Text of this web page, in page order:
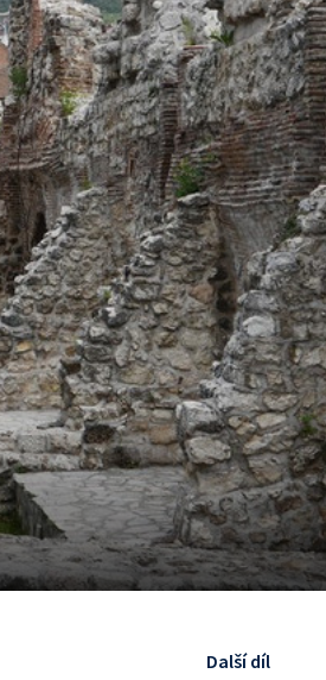
Další díl